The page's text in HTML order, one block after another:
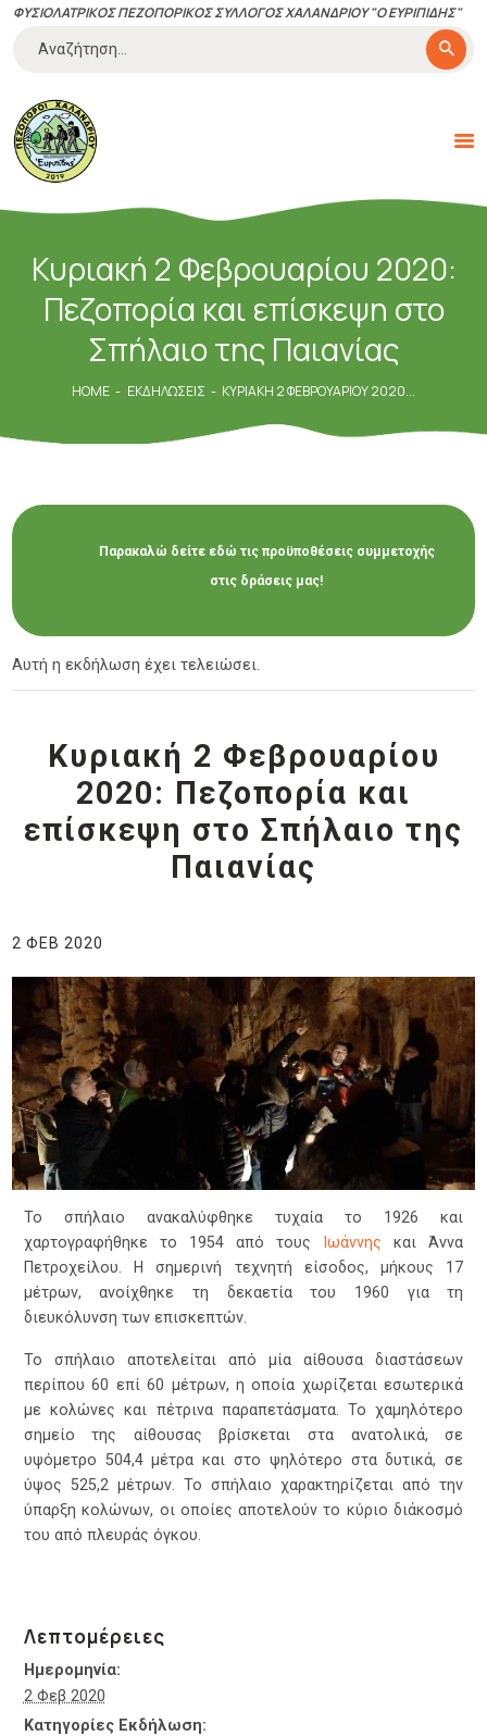
ΦΥΣΙΟΛΑΤΡΙΚΟΣ ΠΕΖΟΠΟΡΙΚΟΣ ΣΥΛΛΟΓΟΣ ΧΑΛΑΝΔΡΙΟΥ "Ο ΕΥΡΙΠΙΔΗΣ"
Αναζήτηση
για:
Κυριακή 2 Φεβρουαρίου 2020:
Πεζοπορία και επίσκεψη στο
Σπήλαιο της Παιανίας
HOME ΕΚΔΗΛΏΣΕΙΣ ΚΥΡΙΑΚΉ 2 ΦΕΒΡΟΥΑΡΊΟΥ 2020...
ΔΡΆΣΕΙΣ-ΕΚΔΗΛΏΣΕΙΣ
ΠΟΙΟΊ ΕΊΜΑΣΤΕ
ΚΑΝΟΝΙΣΜΟΊ
ΤΑ ΝΈΑ ΜΑΣ
Παρακαλώ δείτε εδώ τις προϋποθέσεις συμμετοχής
στις δράσεις μας!
Αυτή η εκδήλωση έχει τελειώσει.
Κυριακή 2 Φεβρουαρίου
2020: Πεζοπορία και
επίσκεψη στο Σπήλαιο της
Παιανίας
2 ΦΕΒ 2020
Το σπήλαιο ανακαλύφθηκε τυχαία το 1926 και
χαρτογραφήθηκε το 1954 από τους
Ιωάννης και Άννα
Πετροχείλου. Η σημερινή τεχνητή είσοδος, μήκους 17
μέτρων, ανοίχθηκε τη δεκαετία του 1960 για τη
διευκόλυνση των επισκεπτών.
Το σπήλαιο αποτελείται από μία αίθουσα διαστάσεων
περίπου 60 επί 60 μέτρων, η οποία χωρίζεται εσωτερικά
με κολώνες και πέτρινα παραπετάσματα. Το χαμηλότερο
σημείο της αίθουσας βρίσκεται στα ανατολικά, σε
υψόμετρο 504,4 μέτρα και στο ψηλότερο στα δυτικά, σε
ύψος 525,2 μέτρων. Το σπήλαιο χαρακτηρίζεται από την
ύπαρξη κολώνων, οι οποίες αποτελούν το κύριο διάκοσμό
του από πλευράς όγκου.
Λεπτομέρειες
Ημερομηνία:
2 Φεβ 2020
Κατηγορίες Εκδήλωση: